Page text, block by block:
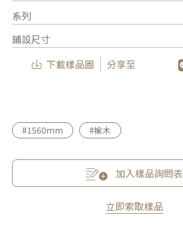
系列
鋪設尺寸
下載樣品圖 分享至
#1560mm #榆木
加入樣品詢問表
立即索取樣品